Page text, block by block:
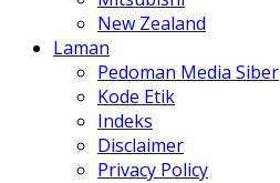
New Zealand
Laman
Pedoman Media Siber
Kode Etik
Indeks
Disclaimer
Privacy Policy